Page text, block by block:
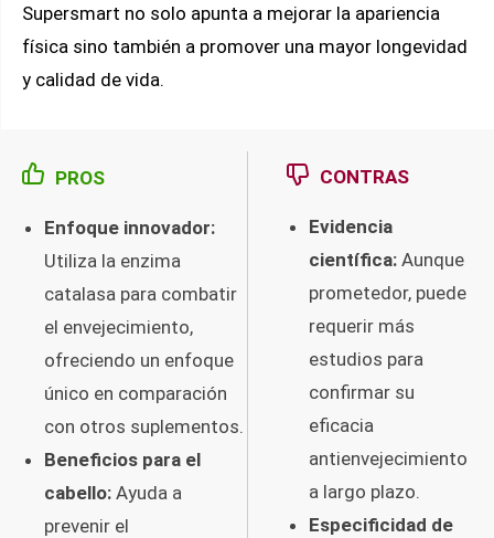
Supersmart no solo apunta a mejorar la apariencia
física sino también a promover una mayor longevidad
y calidad de vida.
PROS
Enfoque innovador:
Utiliza la enzima
catalasa para combatir
el envejecimiento,
ofreciendo un enfoque
único en comparación
con otros suplementos.
Beneficios para el
cabello: Ayuda a
prevenir el
CONTRAS
Evidencia
científica: Aunque
prometedor, puede
requerir más
estudios para
confirmar su
eficacia
antienvejecimiento
a largo plazo.
Especificidad de